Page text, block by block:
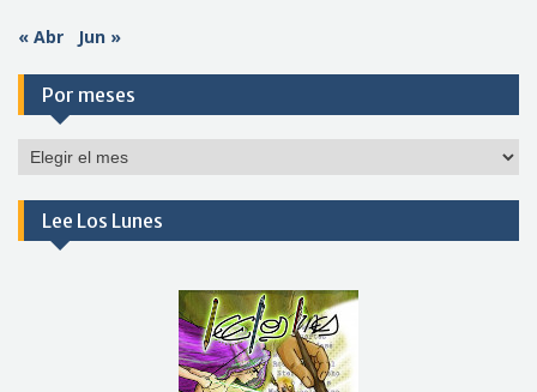
« Abr Jun »
Por meses
Por
Lee Los Lunes